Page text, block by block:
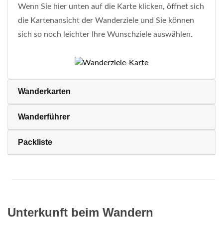
Wenn Sie hier unten auf die Karte klicken, öffnet sich
die Kartenansicht der Wanderziele und Sie können
sich so noch leichter Ihre Wunschziele auswählen.
Wanderkarten
Wanderführer
Packliste
Unterkunft beim Wandern